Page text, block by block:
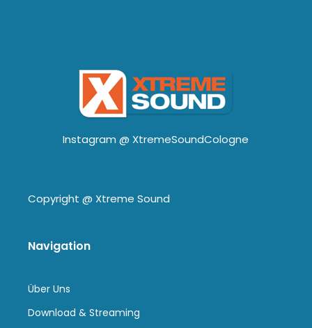
Instagram @ XtremeSoundCologne
Copyright @ Xtreme Sound
Navigation
Über Uns
Download & Streaming